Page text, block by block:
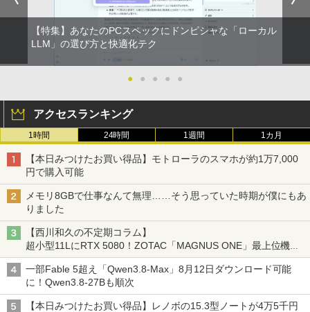
【特集】あなたのPCスペックにドンピシャな「ローカル
LLM」の選び方と快適化テク
● ● ● ● ●
アクセスランキング
1時間 24時間 1週間 1カ月
【本日みつけたお買い得品】モトローラのスマホが約1万7,000
円で購入可能
メモリ8GBで仕事なんて無理……そう思っていた時期が僕にもあ
りました
【西川和久の不定期コラム】
超小型11LにRTX 5080！ZOTAC「MAGNUS ONE」最上位機の
実力を探る
一部Fable 5超え「Qwen3.8-Max」8月12日ダウンロード可能
に！Qwen3.8-27Bも順次
【本日みつけたお買い得品】レノボの15.3型ノートが4万5千円